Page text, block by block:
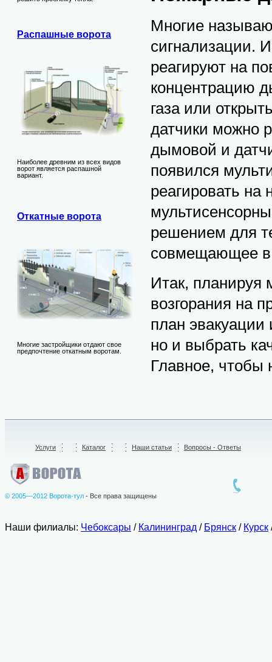
Распашные ворота
Наиболее древним из всех видов
ворот является распашной
вариант.
Откатные ворота
Многие застройщики отдают свое
предпочтение откатным воротам.
Многие
сигнализации.
реагируют на
концентрацию
газа или
датчики можно
дымовой и
появился
реагировать на
решением для
совмещающее в
Итак, планируя
возгорания на
план эвакуации
но и выбрать
Главное, чтобы
Услуги Каталог Наши статьи Вопросы - Ответы
© 2005—2012 Ворота-тул - Все права защищены
Наши филиалы: Чебоксары / Калининград / Брянск / Курск